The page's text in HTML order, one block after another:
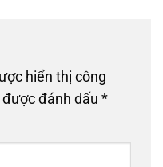
hiển thị công
đánh dấu *